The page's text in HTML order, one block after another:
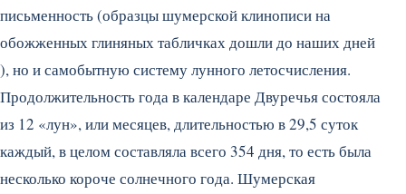
письменность (образцы шу­мерской клинописи на
обожженных глиняных таблич­ках дошли до наших дней
), но и самобытную систему лунного летосчисления.
Продолжительность года в календаре Двуречья состо­яла
из 12 «лун», или меся­цев, длительностью в 29,5 суток
каждый, в целом составляла всего 354 дня, то есть была
несколько короче солнечного года. Шумерская